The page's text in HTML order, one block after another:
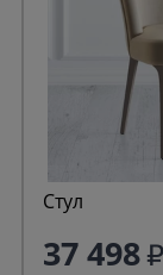
Стул
37 498